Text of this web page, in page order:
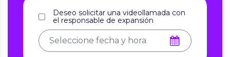
Deseo solicitar una videollamada con
el responsable de expansión